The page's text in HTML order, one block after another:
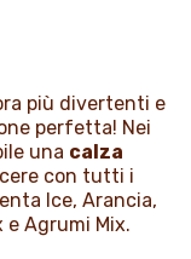
più divertenti e
perfetta! Nei
una calza
con tutti i
Ice, Arancia,
e Agrumi Mix.